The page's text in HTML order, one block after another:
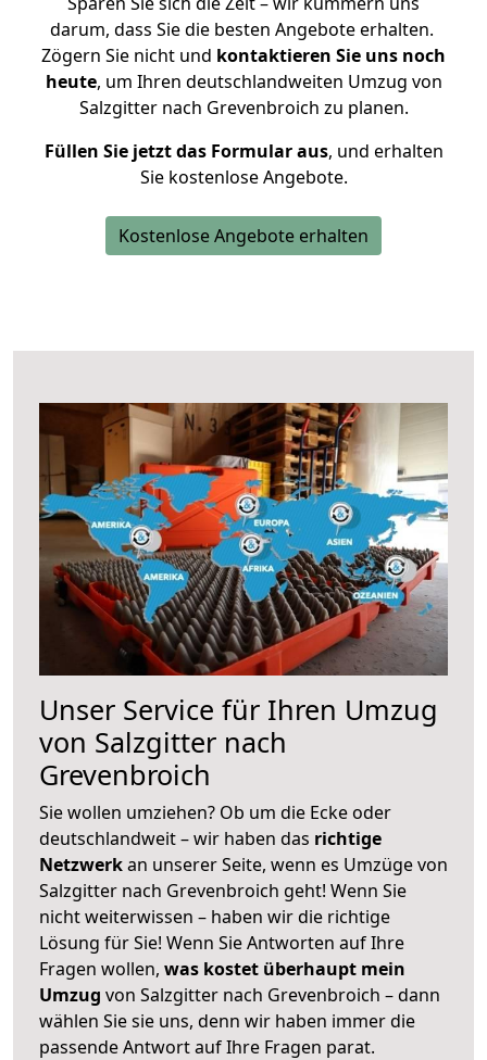
darum, dass Sie die besten Angebote erhalten.
Zögern Sie nicht und kontaktieren Sie uns noch
heute, um Ihren deutschlandweiten Umzug von
Salzgitter nach Grevenbroich zu planen.
Füllen Sie jetzt das Formular aus, und erhalten
Sie kostenlose Angebote.
Kostenlose Angebote erhalten
Unser Service für Ihren Umzug
von Salzgitter nach
Grevenbroich
Sie wollen umziehen? Ob um die Ecke oder
deutschlandweit – wir haben das richtige
Netzwerkan unserer Seite, wenn es Umzüge von
Salzgitter nach Grevenbroich geht! Wenn Sie
nicht weiterwissen – haben wir die richtige
Lösung für Sie! Wenn Sie Antworten auf Ihre
Fragen wollen, was kostet überhaupt mein
Umzug von Salzgitter nach Grevenbroich – dann
wählen Sie sie uns, denn wir haben immer die
passende Antwort auf Ihre Fragen parat.